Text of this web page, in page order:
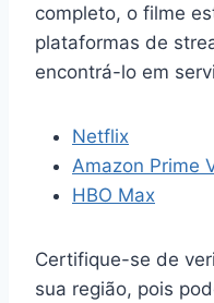
completo, o filme
plataformas de
encontrá-lo em
Netflix
Amazon Prime
HBO Max
Certifique-se de
sua região, pois